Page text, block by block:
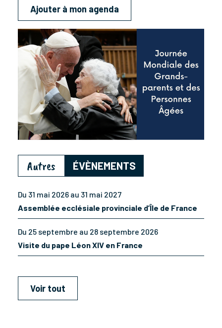
Ajouter à mon agenda
Autres ÉVÈNEMENTS
Du 31 mai 2026 au 31 mai 2027
Assemblée ecclésiale provinciale d’Île de France
Du 25 septembre au 28 septembre 2026
Visite du pape Léon XIV en France
Voir tout